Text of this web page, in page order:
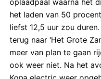
oplaadpaal waarna het
het laden van 50
liefst 12,5 uur zou
terug naar ‘Het Grote
meer van plan te gaan
ook weer niet. Na het